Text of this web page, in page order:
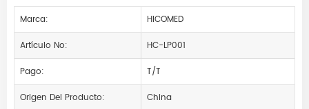
Marca:
HICOMED
Artículo No:
HC-LP001
Pago:
T/T
Origen Del Producto:
China